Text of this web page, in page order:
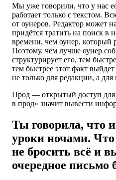
Мы уже говорили, что у нас
работает только с текстом.
от оунеров. Редактор может
придётся тратить на поиск в
времени, чем оунер, который
Поэтому, чем лучше оунер
структурирует его, тем
тем быстрее этот факт
не только для редакции, а для
Прод — открытый доступ
в прод» значит вывести
Ты говорила, что
уроки ночами. Что
не бросить всё и
очередное письмо